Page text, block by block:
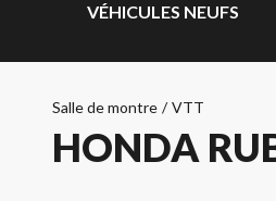
VÉHICULES NEUFS
Salle de montre / VTT
HONDA